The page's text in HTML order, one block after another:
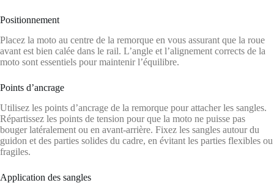
Positionnement
Placez la moto au centre de la remorque en vous assurant que la roue
avant est bien calée dans le rail. L’angle et l’alignement corrects de la
moto sont essentiels pour maintenir l’équilibre.
Points d’ancrage
Utilisez les points d’ancrage de la remorque pour attacher les sangles.
Répartissez les points de tension pour que la moto ne puisse pas
bouger latéralement ou en avant-arrière. Fixez les sangles autour du
guidon et des parties solides du cadre, en évitant les parties flexibles ou
fragiles.
Application des sangles